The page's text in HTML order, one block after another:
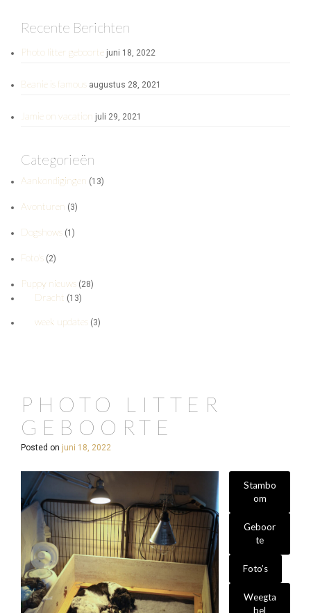
Recente Berichten
Photo litter geboorte juni 18, 2022
Beanie is famous augustus 28, 2021
Jamie on vacation juli 29, 2021
Categorieën
Aankondigingen (13)
Avonturen (3)
Dogshows (1)
Foto's (2)
Puppy nieuws (28)
Dracht (13)
week updates (3)
PHOTO LITTER
GEBOORTE
Posted on juni 18, 2022
Stambo
om
Geboor
te
Foto’s
Weegta
bel